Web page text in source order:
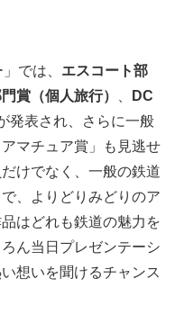
では、 エスコート部
賞（個人旅行）
DC
発表され、さらに一般
マチュア賞」も見逃せ
けでなく、一般の鉄道
、よりどりみどりのア
はどれも鉄道の魅力を
ん当日プレゼンテーシ
想いを聞けるチャンス